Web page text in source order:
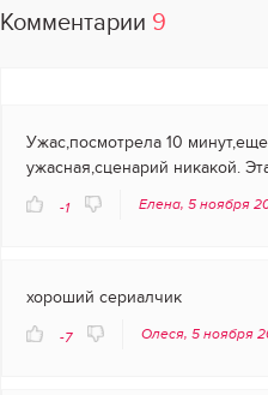
Комментарии 9
Ужас,посмотрела 10
ужасная,сценарий никакой.
-1 Елена, 5 ноября
хороший сериалчик
-7 Олеся, 5 ноября